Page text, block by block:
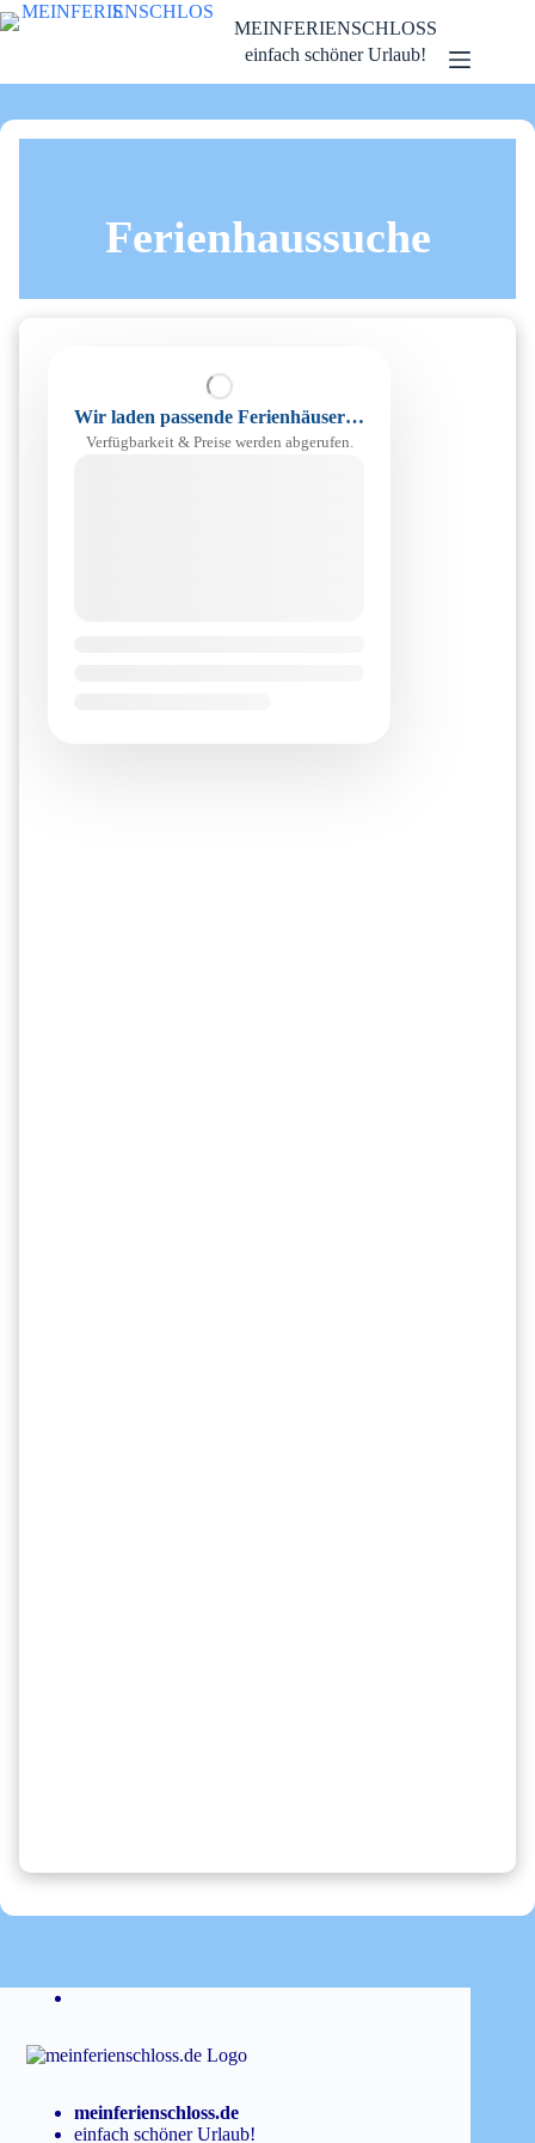
Zum
Inhalt
MEINFERIENSCHLOSS
einfach schöner Urlaub!
Ferienhaussuche
Wir laden passende Ferienhäuser…
Verfügbarkeit & Preise werden abgerufen.
meinferienschloss.de
einfach schöner Urlaub!